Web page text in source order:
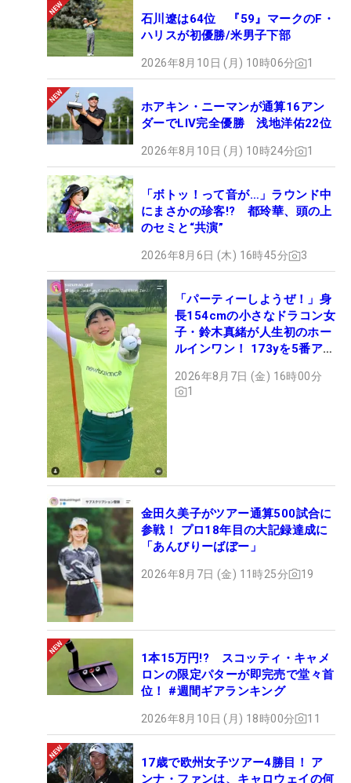
石川遼は64位 『59』マークのF・
ハリスが初優勝/米男子下部
2026年8月10日 (月) 10時06分 1
ホアキン・ニーマンが通算16アン
ダーでLIV完全優勝 浅地洋佑22位
2026年8月10日 (月) 10時24分 1
「ボトッ！って音が…」ラウンド中
にまさかの珍客!? 都玲華、頭の上
のセミと“共演”
2026年8月6日 (木) 16時45分 3
「パーティーしようぜ！」身
長154cmの小さなドラコン女
子・鈴木真緒が人生初のホー
ルインワン！ 173yを5番アイ
2026年8月7日 (金) 16時00分
1
金田久美子がツアー通算500試合に
参戦！ プロ18年目の大記録達成に
「あんびりーばぼー」
2026年8月7日 (金) 11時25分 19
1本15万円!? スコッティ・キャメ
ロンの限定パターが即完売で堂々首
位！ #週間ギアランキング
2026年8月10日 (月) 18時00分 11
17歳で欧州女子ツアー4勝目！ ア
ンナ・ファンは、キャロウェイの何